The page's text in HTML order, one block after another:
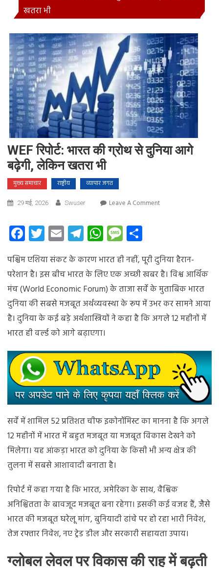
खतरा भी
WEF रिपोर्ट: भारत की ग्रोथ से दुनिया आगे
बढ़ेगी, लेकिन खतरा भी
मुख्य समाचार राष्ट्रीय व्यापार जगत
29 मई, 2026 Swuser Leave A CommentOn
ग्रोथ
से
दुनिया
आगे
बढ़ेगी,
लेकिन
Facebook
Twitter
EmailTelegram
WhatsApp
Message
पश्चिम एशिया संकट के कारण भारत ही नहीं, पूरी दुनिया हैरान-
परेशान है। इस बीच भारत के लिए एक अच्छी खबर है। विश्व आर्थिक
मंच (World Economic Forum) के ताजा सर्वे के मुताबिक भारत
दुनिया की सबसे मजबूत अर्थव्यवस्था के रूप में उभर कर सामने आया
है। दुनिया के कई बड़े अर्थशास्त्रियों ने कहा है कि अगले 12 महीनों में
भारत ही वर्ल्ड को आगे बढ़ाएगा।
सर्वे में शामिल 52 प्रतिशत चीफ इकोनॉमिस्ट का मानना है कि अगले
12 महीनों में भारत में बहुत मजबूत या मजबूत विकास देखने को
मिलेगा। यह आंकड़ा भारत को दुनिया के किसी भी अन्य क्षेत्र की
तुलना में सबसे आशावादी बनाता है।
रिपोर्ट में कहा गया है कि भारत, अमेरिका के साथ, वैश्विक
अनिश्चितता के बावजूद मजबूत बना रहेगा। इसकी कई वजह हैं, जैसे
भारत की मजबूत घरेलू मांग, बुनियादी ढांचे पर हो रहा भारी निवेश,
तेज रफ्तार निवेश, नए ट्रेड डील और सरकारी सहायता उपाय।
ग्लोबल लेवल पर विकास की राह में बढ़ती